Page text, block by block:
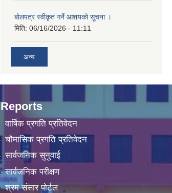
बोलपत्र स्वीकृत गर्ने आशयको सूचना ।
मिति: 06/16/2026 - 11:11
अन्य
Reports
वार्षिक प्रगति प्रतिवेदन
चौमासिक प्रगति प्रतिवेदन
सार्वजनिक सुनुवाई
सार्वजनिक परीक्षण
श्रम संसार पोर्टल